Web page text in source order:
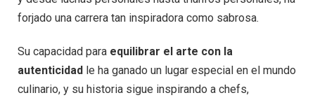
forjado una carrera tan inspiradora como sabrosa.
Su capacidad para equilibrar el arte con la
autenticidad le ha ganado un lugar especial en el mundo
culinario, y su historia sigue inspirando a chefs,